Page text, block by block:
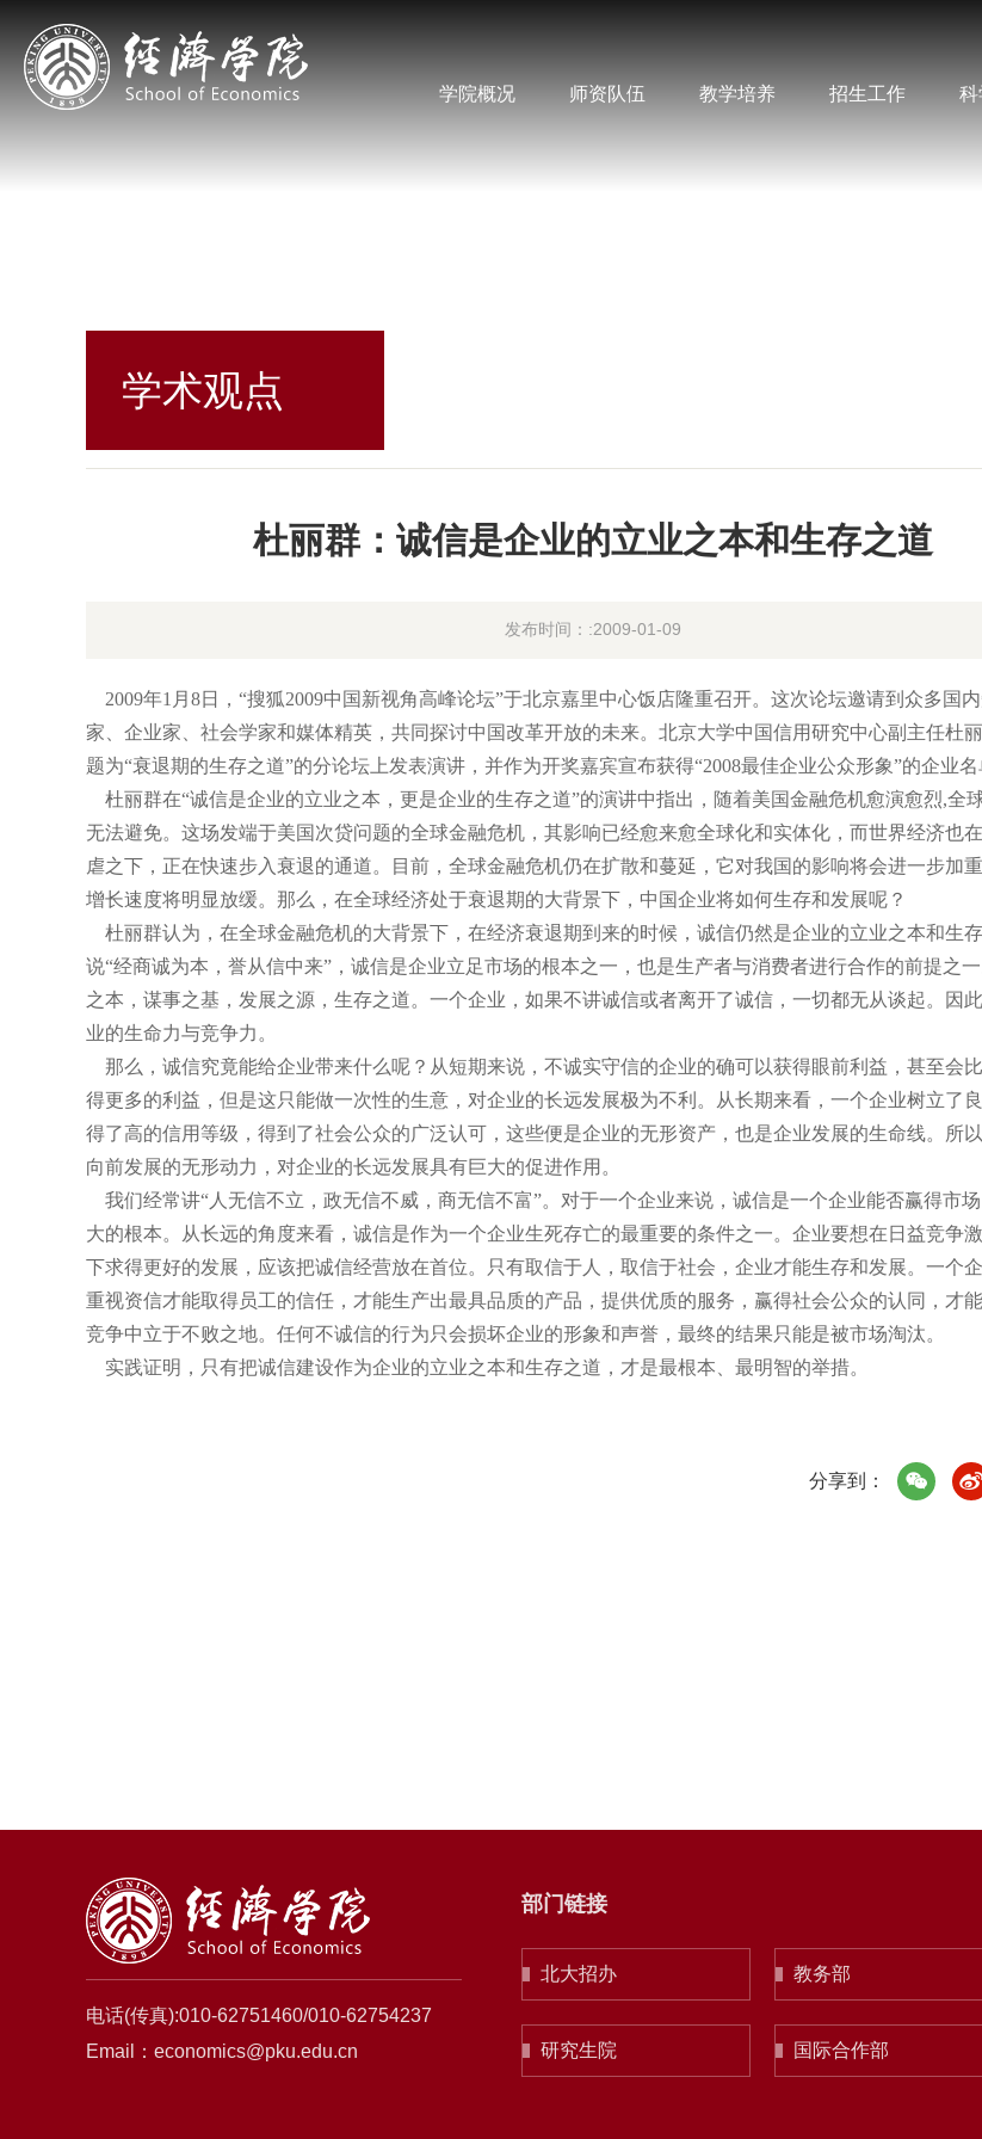
学院概况 师资队伍 教学培养 招生工作 科
学术观点
杜丽群：诚信是企业的立业之本和生存之道
发布时间：:2009-01-09
2009年1月8日，“搜狐2009中国新视角高峰论坛”于北京嘉里中心饭店隆重召开。这次论坛邀请到众多国
家、企业家、社会学家和媒体精英，共同探讨中国改革开放的未来。北京大学中国信用研究中心副主任杜
题为“衰退期的生存之道”的分论坛上发表演讲，并作为开奖嘉宾宣布获得“2008最佳企业公众形象”的企业名
杜丽群在“诚信是企业的立业之本，更是企业的生存之道”的演讲中指出，随着美国金融危机愈演愈烈,全
无法避免。这场发端于美国次贷问题的全球金融危机，其影响已经愈来愈全球化和实体化，而世界经济也
虐之下，正在快速步入衰退的通道。目前，全球金融危机仍在扩散和蔓延，它对我国的影响将会进一步加
增长速度将明显放缓。那么，在全球经济处于衰退期的大背景下，中国企业将如何生存和发展呢？
杜丽群认为，在全球金融危机的大背景下，在经济衰退期到来的时候，诚信仍然是企业的立业之本和生
说“经商诚为本，誉从信中来”，诚信是企业立足市场的根本之一，也是生产者与消费者进行合作的前提之
之本，谋事之基，发展之源，生存之道。一个企业，如果不讲诚信或者离开了诚信，一切都无从谈起。因
业的生命力与竞争力。
那么，诚信究竟能给企业带来什么呢？从短期来说，不诚实守信的企业的确可以获得眼前利益，甚至会
得更多的利益，但是这只能做一次性的生意，对企业的长远发展极为不利。从长期来看，一个企业树立了
得了高的信用等级，得到了社会公众的广泛认可，这些便是企业的无形资产，也是企业发展的生命线。所
向前发展的无形动力，对企业的长远发展具有巨大的促进作用。
我们经常讲“人无信不立，政无信不威，商无信不富”。对于一个企业来说，诚信是一个企业能否赢得市
大的根本。从长远的角度来看，诚信是作为一个企业生死存亡的最重要的条件之一。企业要想在日益竞争
下求得更好的发展，应该把诚信经营放在首位。只有取信于人，取信于社会，企业才能生存和发展。一个企
重视资信才能取得员工的信任，才能生产出最具品质的产品，提供优质的服务，赢得社会公众的认同，才
竞争中立于不败之地。任何不诚信的行为只会损坏企业的形象和声誉，最终的结果只能是被市场淘汰。
实践证明，只有把诚信建设作为企业的立业之本和生存之道，才是最根本、最明智的举措。
分享到：
电话(传真):010-62751460/010-62754237
Email：economics@pku.edu.cn
部门链接
北大招办 教务部
研究生院 国际合作部